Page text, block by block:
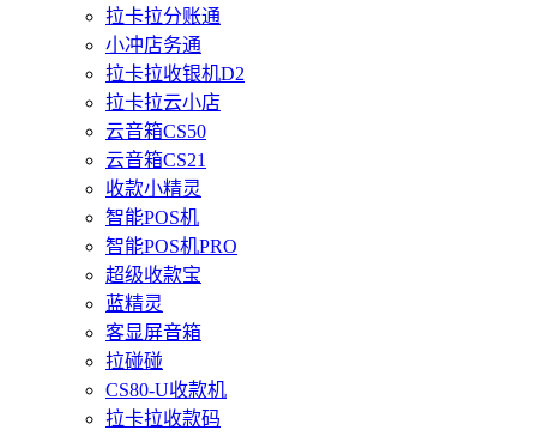
拉卡拉分账通
小冲店务通
拉卡拉收银机D2
拉卡拉云小店
云音箱CS50
云音箱CS21
收款小精灵
智能POS机
智能POS机PRO
超级收款宝
蓝精灵
客显屏音箱
拉碰碰
CS80-U收款机
拉卡拉收款码